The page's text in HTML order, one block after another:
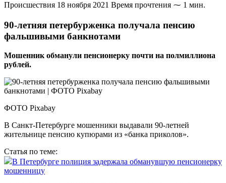
Происшествия 18 ноября 2021 Время прочтения ⁓ 1 мин.
90-летняя петербурженка получала пенсию
фальшивыми банкнотами
Мошенник обманули пенсионерку почти на полмиллиона
рублей.
ФОТО Pixabay
В Санкт-Петербурге мошенники выдавали 90-летней
жительнице пенсию купюрами из «банка приколов».
Статья по теме:
В Петербурге полиция задержала обманувшую пенсионерку
мошенницу